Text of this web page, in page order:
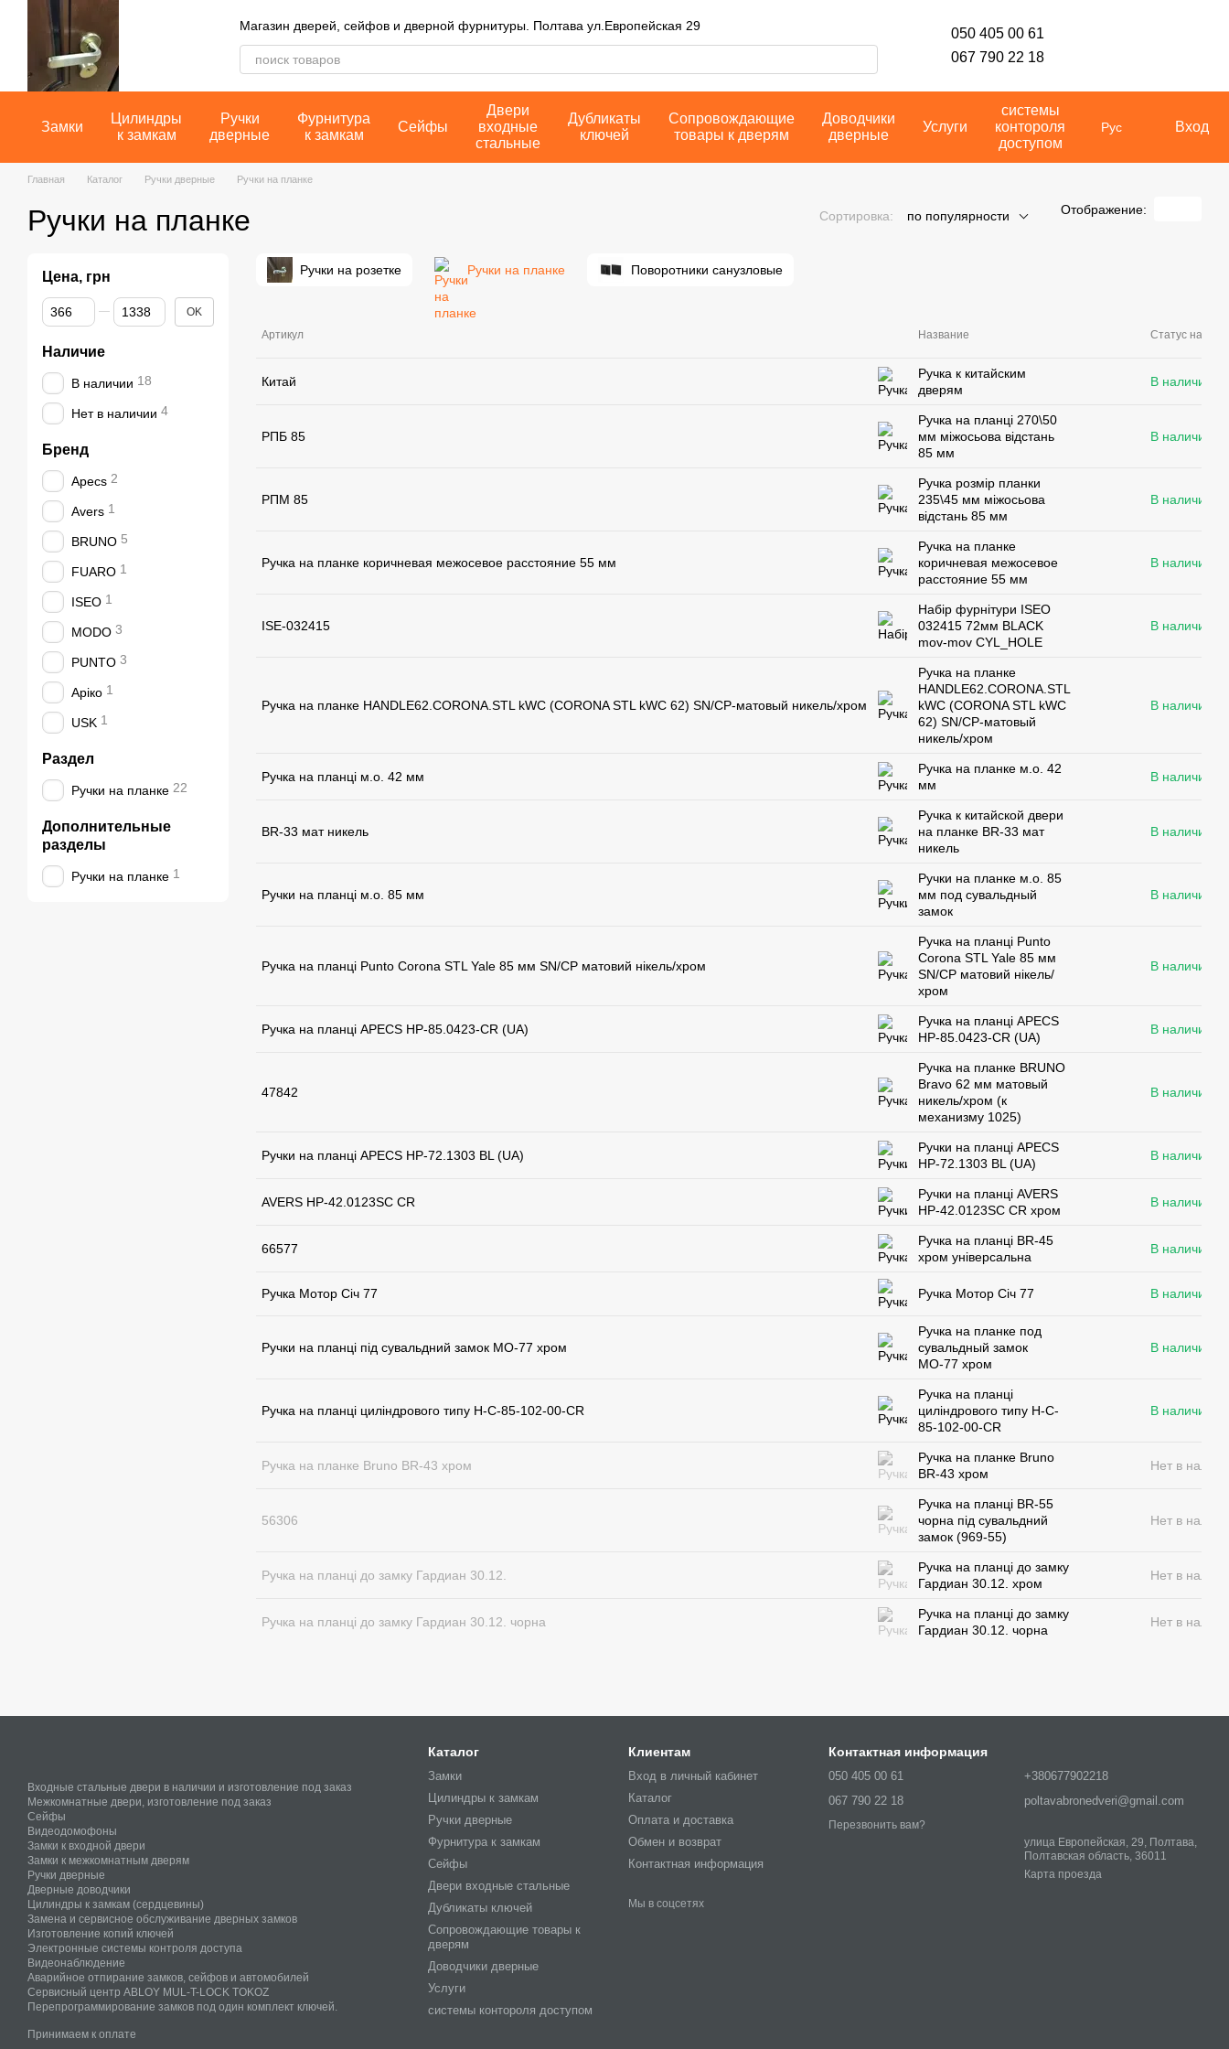
Магазин дверей, сейфов и дверной фурнитуры. Полтава ул.Европейская 29
050 405 00 61
067 790 22 18
Замки
Цилиндры
к замкам
Ручки
дверные
Фурнитура
к замкам
Сейфы
Двери
входные
стальные
Дубликаты
ключей
Сопровождающие
товары к дверям
Доводчики
дверные
Услуги
системы
контороля
доступом
Рус Вход
Главная Каталог Ручки дверные Ручки на планке
Ручки на планке Сортировка: по популярности Отображение:
Ручки на розетке Ручки на планке Поворотники санузловые
Артикул Название Статус
Китай
Ручка к китайским
дверям
В наличии
РПБ 85
Ручка на планці 270\50
мм міжосьова відстань
85 мм
В наличии
РПМ 85
Ручка розмір планки
235\45 мм міжосьова
відстань 85 мм
В наличии
Ручка на планке коричневая межосевое расстояние 55 мм
Ручка на планке
коричневая межосевое
расстояние 55 мм
В наличии
ISE-032415
Набір фурнітури ISEO
032415 72мм BLACK
mov-mov CYL_HOLE
В наличии
Ручка на планке HANDLE62.CORONA.STL kWC (CORONA STL kWC 62) SN/CP-матовый никель/хром
Ручка на планке
HANDLE62.CORONA.STL
kWC (CORONA STL kWC
62) SN/CP-матовый
никель/хром
В наличии
Ручка на планці м.о. 42 мм
Ручка на планке м.о. 42
мм
В наличии
BR-33 мат никель
Pучка к китайской двери
на планке BR-33 мат
никель
В наличии
Ручки на планці м.о. 85 мм
Ручки на планке м.о. 85
мм под сувальдный
замок
В наличии
Ручка на планці Punto Corona STL Yale 85 мм SN/CP матовий нікель/хром
Ручка на планці Punto
Corona STL Yale 85 мм
SN/CP матовий нікель/
хром
В наличии
Ручка на планці APECS HP-85.0423-CR (UA)
Ручка на планці APECS
HP-85.0423-CR (UA)
В наличии
47842
Ручка на планке BRUNO
Bravo 62 мм матовый
никель/хром (к
механизму 1025)
В наличии
Ручки на планці APECS HP-72.1303 BL (UA)
Ручки на планці APECS
HP-72.1303 BL (UA)
В наличии
AVERS HP-42.0123SC CR
Ручки на планці AVERS
HP-42.0123SC CR хром
В наличии
66577
Ручка на планці BR-45
хром універсальна
В наличии
Ручка Мотор Січ 77 Ручка Мотор Січ 77 В наличии
Pучки на планці під сувальдний замок МО-77 хром
Pучка на планке под
сувальдный замок
МО-77 хром
В наличии
Ручка на планці циліндрового типу H-C-85-102-00-CR
Ручка на планці
циліндрового типу H-C-
85-102-00-CR
В наличии
Pучка на планке Bruno BR-43 хром
Pучка на планке Bruno
BR-43 хром
Нет в
56306
Ручка на планці BR-55
чорна під сувальдний
замок (969-55)
Нет в
Ручка на планці до замку Гардиан 30.12.
Ручка на планці до замку
Гардиан 30.12. хром
Нет в
Ручка на планці до замку Гардиан 30.12. чорна
Ручка на планці до замку
Гардиан 30.12. чорна
Нет в
Цена, грн
От Цена, грн
До Цена, грн OK
Наличие
В наличии 18
Нет в наличии 4
Бренд
Apecs 2
Avers 1
BRUNO 5
FUARO 1
ISEO 1
MODO 3
PUNTO 3
Аріко 1
USK 1
Раздел
Ручки на планке 22
Дополнительные
разделы
Ручки на планке 1
Входные стальные двери в наличии и изготовление под заказ
Межкомнатные двери, изготовление под заказ
Сейфы
Видеодомофоны
Замки к входной двери
Замки к межкомнатным дверям
Ручки дверные
Дверные доводчики
Цилиндры к замкам (сердцевины)
Замена и сервисное обслуживание дверных замков
Изготовление копий ключей
Электронные системы контроля доступа
Видеонаблюдение
Аварийное отпирание замков, сейфов и автомобилей
Сервисный центр ABLOY MUL-T-LOCK TOKOZ
Перепрограммирование замков под один комплект ключей.
Принимаем к оплате
Каталог
Замки
Цилиндры к замкам
Ручки дверные
Фурнитура к замкам
Сейфы
Двери входные стальные
Дубликаты ключей
Сопровождающие товары к
дверям
Доводчики дверные
Услуги
системы контороля доступом
Клиентам
Вход в личный кабинет
Каталог
Оплата и доставка
Обмен и возврат
Контактная информация
Мы в соцсетях
Контактная информация
050 405 00 61
067 790 22 18
Перезвонить вам?
+380677902218
poltavabronedveri@gmail.com
улица Европейская, 29, Полтава,
Полтавская область, 36011
Карта проезда